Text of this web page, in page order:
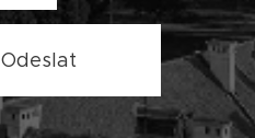
Odeslat